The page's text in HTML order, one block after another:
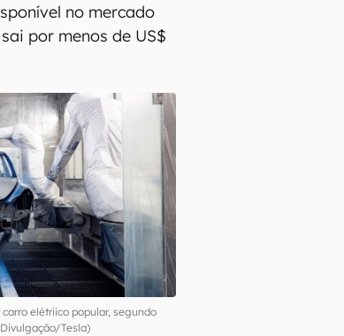
no mercado
por menos de US$
elétriico popular, segundo
Tesla)